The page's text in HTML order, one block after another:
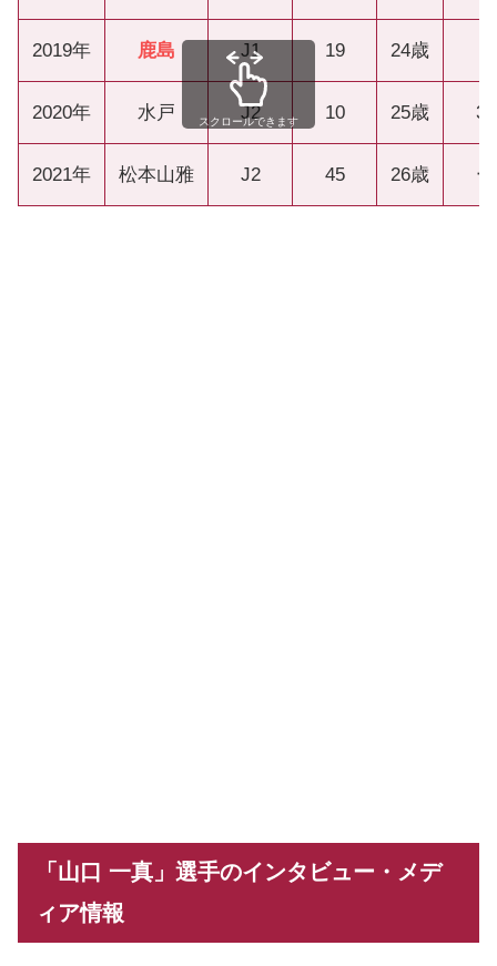
2019年 鹿島 J1 19 24歳
2020年 水戸 J2 10 25歳 35
2021年 松本山雅 J2 45 26歳 ー
スクロールできます
「山口 一真」選手のインタビュー・メデ
ィア情報